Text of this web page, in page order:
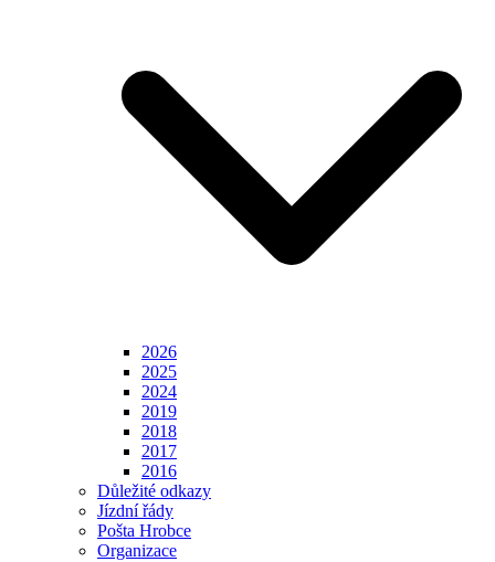
2026
2025
2024
2019
2018
2017
2016
Důležité odkazy
Jízdní řády
Pošta Hrobce
Organizace